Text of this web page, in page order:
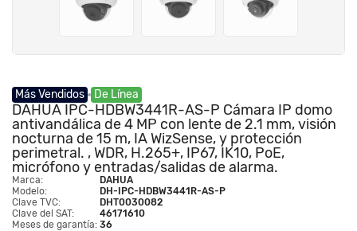
Más Vendidos De Línea
DAHUA IPC-HDBW3441R-AS-P Cámara IP domo
antivandálica de 4 MP con lente de 2.1 mm, visión
nocturna de 15 m, IA WizSense, y protección
perimetral. , WDR, H.265+, IP67, IK10, PoE,
micrófono y entradas/salidas de alarma.
Marca:
DAHUA
Modelo:
DH-IPC-HDBW3441R-AS-P
Clave TVC:
DHT0030082
Clave del SAT:
46171610
Meses de garantía: 36